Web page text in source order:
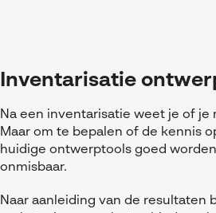
Inventarisatie
Na een inventarisatie weet je of je
Maar om te bepalen of de kennis
huidige ontwerptools goed
onmisbaar.
Naar aanleiding van de resultaten